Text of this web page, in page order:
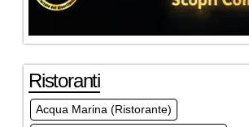
Ristoranti
Acqua Marina (Ristorante)